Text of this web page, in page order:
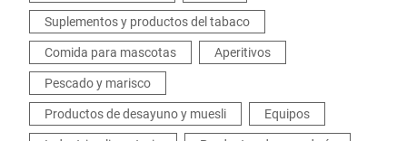
Suplementos y productos del tabaco
Comida para mascotas
Aperitivos
Pescado y marisco
Productos de desayuno y muesli
Equipos